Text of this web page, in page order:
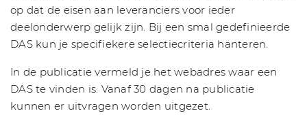
op dat de eisen aan leveranciers voor ieder
deelonderwerp gelijk zijn. Bij een smal gedefinieerde
DAS kun je specifiekere selectiecriteria hanteren.
In de publicatie vermeld je het webadres waar een
DAS te vinden is. Vanaf 30 dagen na publicatie
kunnen er uitvragen worden uitgezet.